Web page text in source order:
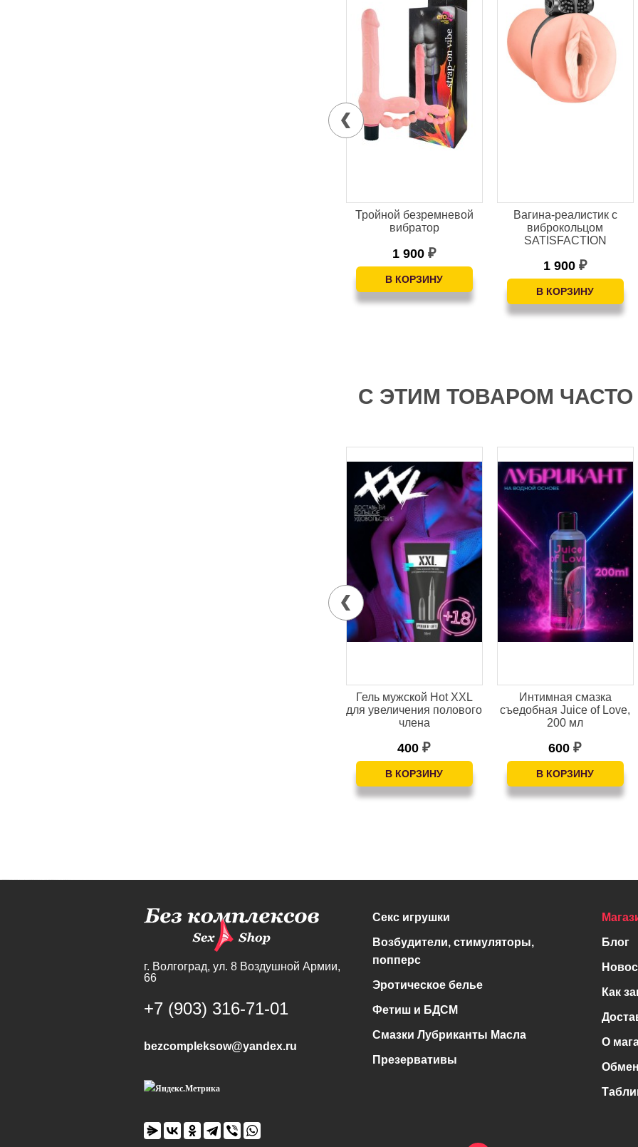
Тройной безремневой
вибратор
1 900 ₽
Вагина-реалистик с
виброкольцом
SATISFACTION
1 900 ₽
С ЭТИМ ТОВАРОМ
Гель мужской Hot XXL
для увеличения полового
члена
400₽
Интимная смазка
cъедобная Juice of Love,
200 мл
600₽
г. Волгоград, ул. 8 Воздушной Армии,
66
+7 (903) 316-71-01
bezcompleksow@yandex.ru
Секс игрушки
Возбудители, стимуляторы,
попперс
Эротическое белье
Фетиш и БДСМ
Смазки Лубриканты Масла
Презервативы
Блог
Как
О